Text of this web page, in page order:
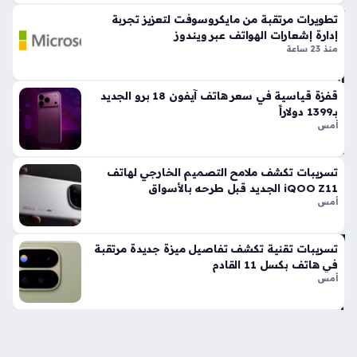
وا
ص
فا
اس
تثن
ائي
ة
منذ
سا
عتي
سب
إك
تطويرات مرتقبة من مايكروسوفت لتعزيز تجربة
إدارة إشعارات الهواتف عبر ويندوز
منذ 23 ساعة
قفزة قياسية في سعر هاتف آيفون 18 برو الجديد
بـ1399 دولاراً
أمس
تسريبات تكشف ملامح التصميم الخارجي لهاتف
iQOO Z11 الجديد قبل طرحه بالأسواق
أمس
تسريبات تقنية تكشف تفاصيل ميزة جديدة مرتقبة
في هاتف بكسل 11 القادم
أمس